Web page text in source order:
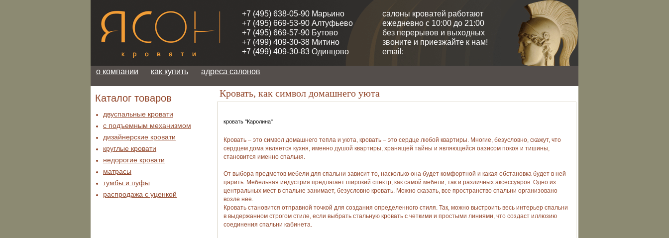
+7 (495) 638-05-90 Марьино
+7 (495) 669-53-90 Алтуфьево
+7 (495) 669-57-90 Бутово
+7 (499) 409-30-38 Митино
+7 (499) 409-30-83 Одинцово
салоны кроватей работают
ежедневно с 10:00 до 21:00
без перерывов и выходных
звоните и приезжайте к нам!
email:
о компании как купить адреса салонов
Каталог товаров
двуспальные кровати
с подъемным механизмом
дизайнерские кровати
круглые кровати
недорогие кровати
матрасы
тумбы и пуфы
распродажа c уценкой
Кровать, как символ домашнего уюта
кровать "Каролина"
Кровать – это символ домашнего тепла и уюта, кровать – это сердце любой квартиры. Многие, безусловно, скажут, что
сердцем дома является кухня, именно душой квартиры, хранящей тайны и являющейся оазисом покоя и тишины,
становится именно спальня.
От выбора предметов мебели для спальни зависит то, насколько она будет комфортной и какая обстановка будет в ней
царить. Мебельная индустрия предлагает широкий спектр, как самой мебели, так и различных аксессуаров. Одно из
центральных мест в спальне занимает, безусловно кровать. Можно сказать, все пространство спальни организовано
возле нее.
Кровать становится отправной точкой для создания определенного стиля. Так, можно выстроить весь интерьер спальни
в выдержанном строгом стиле, если выбрать стальную кровать с четкими и простыми линиями, что создаст иллюзию
соединения спальни кабинета.